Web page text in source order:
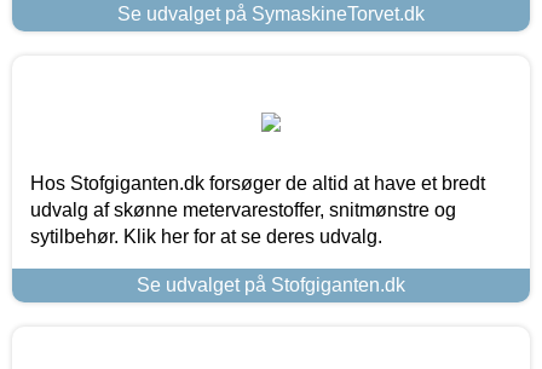
Se udvalget på SymaskineTorvet.dk
Hos Stofgiganten.dk forsøger de altid at have et bredt
udvalg af skønne metervarestoffer, snitmønstre og
sytilbehør. Klik her for at se deres udvalg.
Se udvalget på Stofgiganten.dk